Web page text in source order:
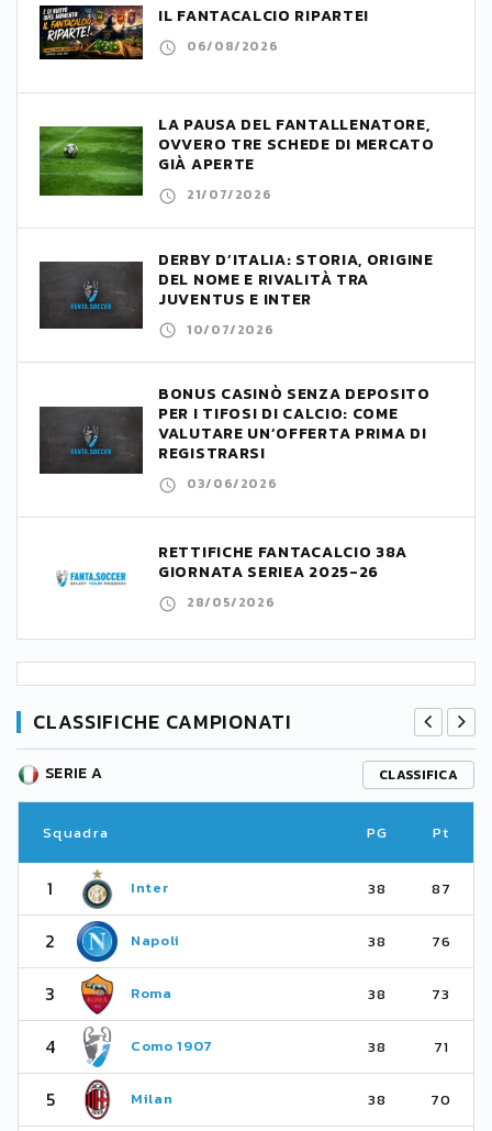
IL FANTACALCIO RIPARTE!
06/08/2026
LA PAUSA DEL FANTALLENATORE,
OVVERO TRE SCHEDE DI MERCATO
GIÀ APERTE
21/07/2026
DERBY D’ITALIA: STORIA, ORIGINE
DEL NOME E RIVALITÀ TRA
JUVENTUS E INTER
10/07/2026
BONUS CASINÒ SENZA DEPOSITO
PER I TIFOSI DI CALCIO: COME
VALUTARE UN’OFFERTA PRIMA DI
REGISTRARSI
03/06/2026
RETTIFICHE FANTACALCIO 38A
GIORNATA SERIEA 2025-26
28/05/2026
CLASSIFICHE CAMPIONATI
SERIE A CLASSIFICA
Squadra PG Pt
1 Inter 38 87
2 Napoli 38 76
3 Roma 38 73
4 Como 1907 38 71
5 Milan 38 70